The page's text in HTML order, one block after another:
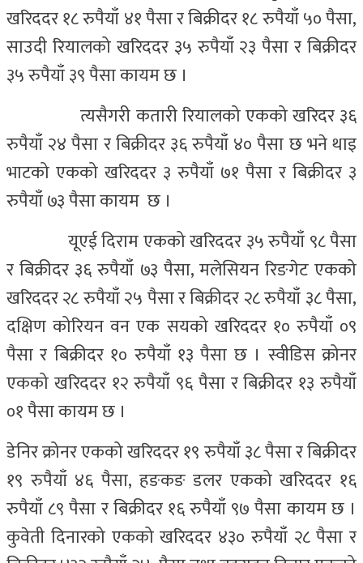
खरिददर १८ रुपैयाँ ४१ पैसा र बिक्रीदर १८ रुपैयाँ ५० पैसा,
साउदी रियालको खरिददर ३५ रुपैयाँ २३ पैसा र बिक्रीदर
३५ रुपैयाँ ३९ पैसा कायम छ ।
त्यसैगरी कतारी रियालको एकको खरिदर ३६
रुपैयाँ २४ पैसा र बिक्रीदर ३६ रुपैयाँ ४० पैसा छ भने थाइ
भाटको एकको खरिददर ३ रुपैयाँ ७१ पैसा र बिक्रीदर ३
रुपैयाँ ७३ पैसा कायम छ ।
यूएई दिराम एकको खरिददर ३५ रुपैयाँ ९८ पैसा
र बिक्रीदर ३६ रुपैयाँ ७३ पैसा, मलेसियन रिङगेट एकको
खरिददर २८ रुपैयाँ २५ पैसा र बिक्रीदर २८ रुपैयाँ ३८ पैसा,
दक्षिण कोरियन वन एक सयको खरिददर १० रुपैयाँ ०९
पैसा र बिक्रीदर १० रुपैयाँ १३ पैसा छ । स्वीडिस क्रोनर
एकको खरिददर १२ रुपैयाँ ९६ पैसा र बिक्रीदर १३ रुपैयाँ
०१ पैसा कायम छ ।
डेनिर क्रोनर एकको खरिददर १९ रुपैयाँ ३८ पैसा र बिक्रीदर
१९ रुपैयाँ ४६ पैसा, हङकङ डलर एकको खरिददर १६
रुपैयाँ ८९ पैसा र बिक्रीदर १६ रुपैयाँ ९७ पैसा कायम छ ।
कुवेती दिनारको एकको खरिददर ४३० रुपैयाँ २८ पैसा र